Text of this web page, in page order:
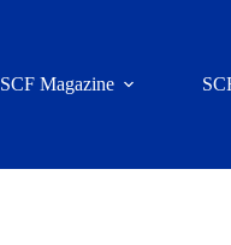
SCF Magazine